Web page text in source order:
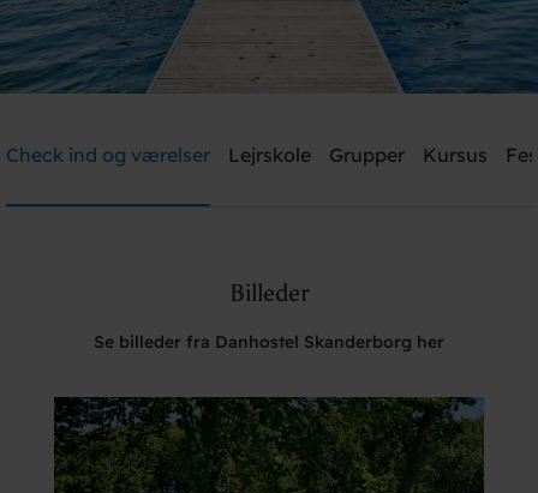
Brug for hjælp? Ring+45 8651 1966
Check ind og værelser Lejrskole Grupper Kursus
Billeder
Se billeder fra Danhostel Skanderborg her